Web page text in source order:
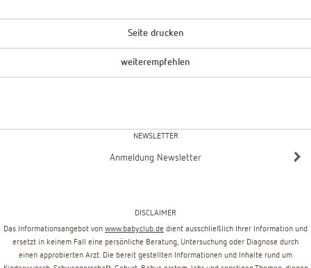
Seite drucken
weiterempfehlen
NEWSLETTER
Anmeldung Newsletter
DISCLAIMER
Das Informationsangebot von www.babyclub.de dient ausschließlich Ihrer Information und
ersetzt in keinem Fall eine persönliche Beratung, Untersuchung oder Diagnose durch
einen approbierten Arzt. Die bereit gestellten Informationen und Inhalte rund um